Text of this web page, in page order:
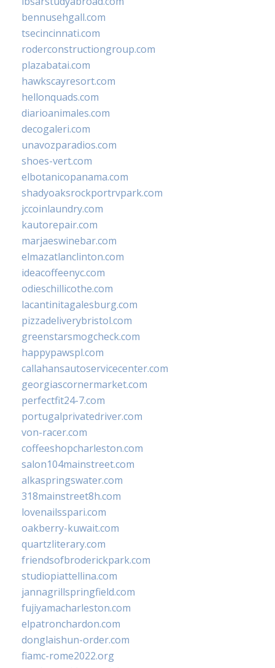
bennusehgall.com
tsecincinnati.com
roderconstructiongroup.com
plazabatai.com
hawkscayresort.com
hellonquads.com
diarioanimales.com
decogaleri.com
unavozparadios.com
shoes-vert.com
elbotanicopanama.com
shadyoaksrockportrvpark.com
jccoinlaundry.com
kautorepair.com
marjaeswinebar.com
elmazatlanclinton.com
ideacoffeenyc.com
odieschillicothe.com
lacantinitagalesburg.com
pizzadeliverybristol.com
greenstarsmogcheck.com
happypawspl.com
callahansautoservicecenter.com
georgiascornermarket.com
perfectfit24-7.com
portugalprivatedriver.com
von-racer.com
coffeeshopcharleston.com
salon104mainstreet.com
alkaspringswater.com
318mainstreet8h.com
lovenailsspari.com
oakberry-kuwait.com
quartzliterary.com
friendsofbroderickpark.com
studiopiattellina.com
jannagrillspringfield.com
fujiyamacharleston.com
elpatronchardon.com
donglaishun-order.com
fiamc-rome2022.org